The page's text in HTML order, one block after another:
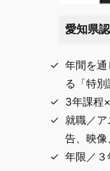
愛知県
年間を通
る「特
3年課程
就職／ア
告、映
年限／３